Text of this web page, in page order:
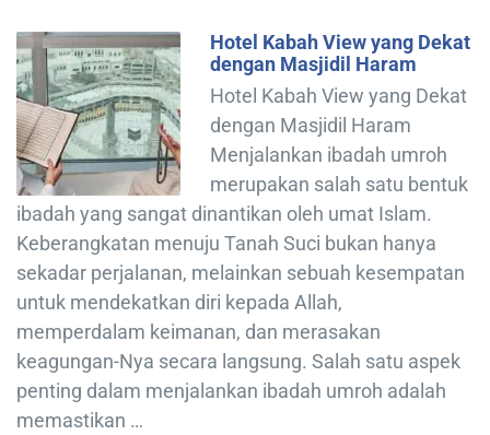
Hotel Kabah View yang Dekat
dengan Masjidil Haram
Hotel Kabah View yang Dekat
dengan Masjidil Haram
Menjalankan ibadah umroh
merupakan salah satu bentuk
ibadah yang sangat dinantikan oleh umat Islam.
Keberangkatan menuju Tanah Suci bukan hanya
sekadar perjalanan, melainkan sebuah kesempatan
untuk mendekatkan diri kepada Allah,
memperdalam keimanan, dan merasakan
keagungan-Nya secara langsung. Salah satu aspek
penting dalam menjalankan ibadah umroh adalah
memastikan …